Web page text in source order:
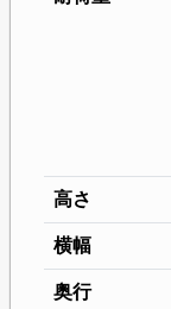
高さ
横幅
奥行